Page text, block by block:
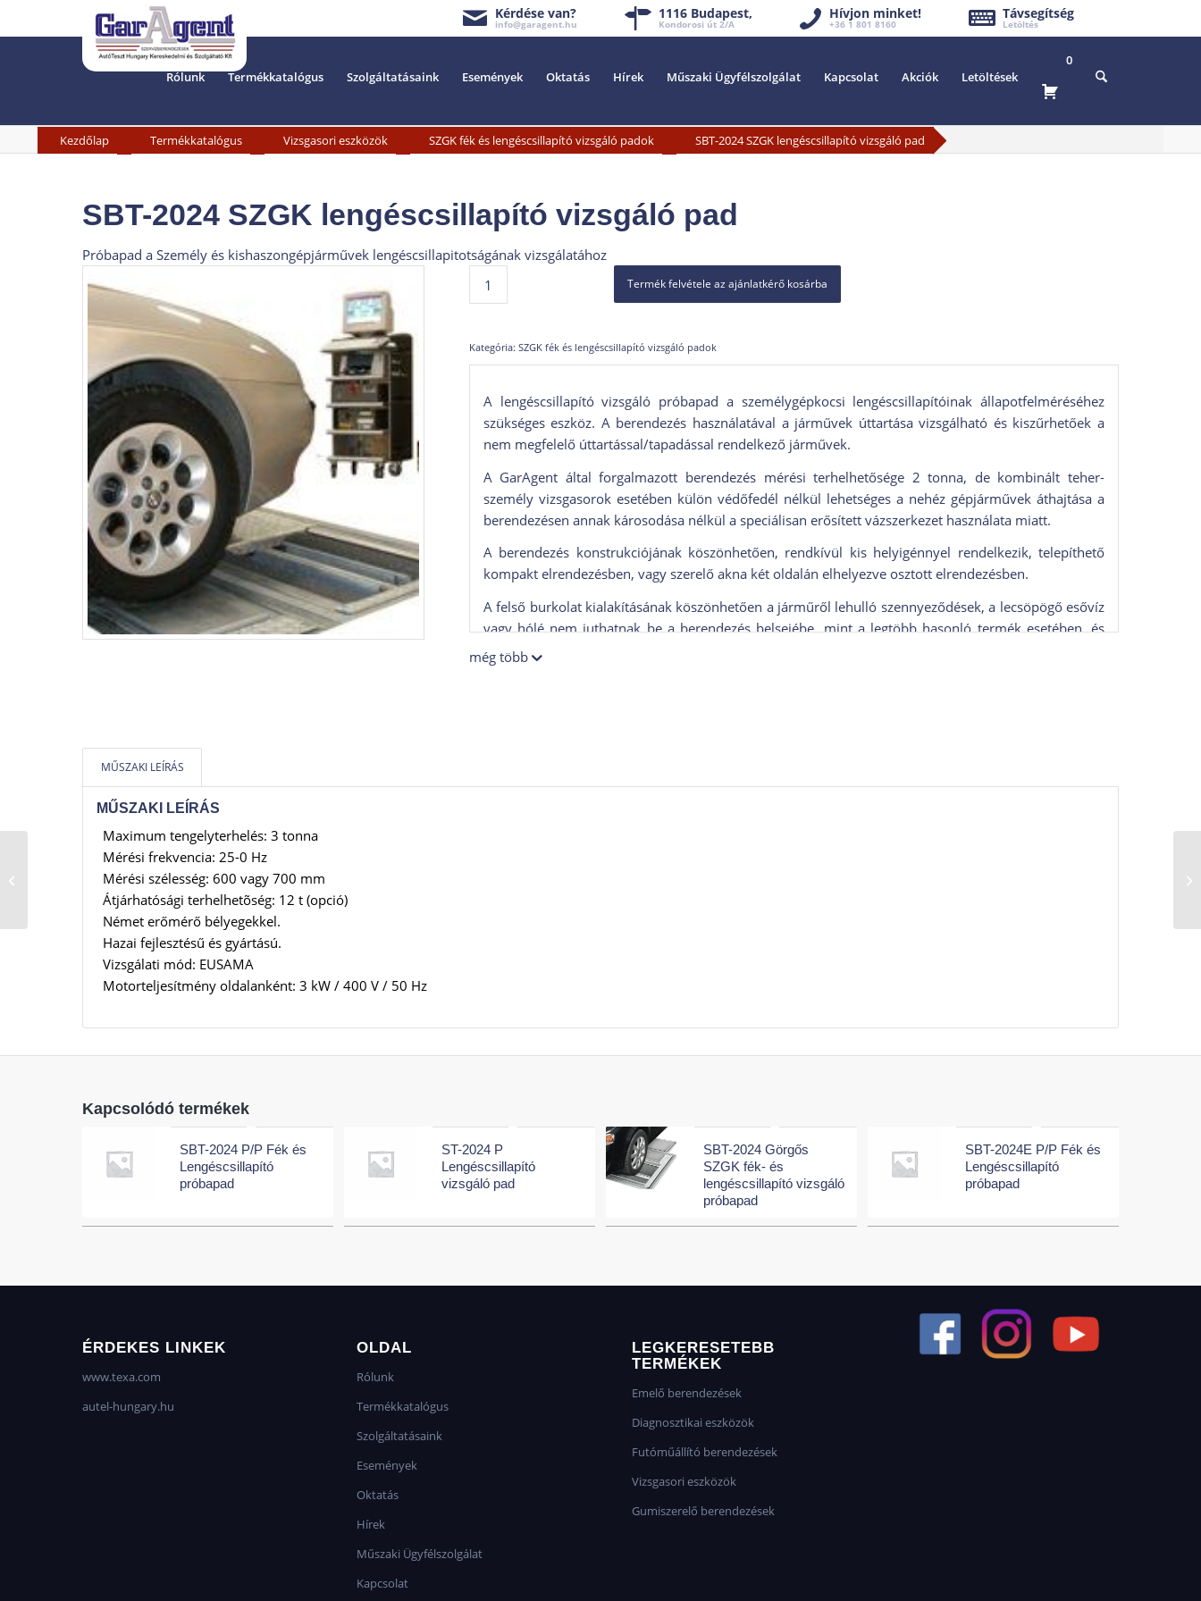
Kérdése van?
info@garagent.hu
1116 Budapest,
Kondorosi út 2/A
Hívjon minket!
+36 1 801 8160
Távsegítség
Letöltés
Rólunk Termékkatalógus Szolgáltatásaink Események Oktatás Hírek Műszaki Ügyfélszolgálat Kapcsolat Akciók Letöltések
0
Kezdőlap Termékkatalógus Vizsgasori eszközök SZGK fék és lengéscsillapító vizsgáló padok SBT-2024 SZGK lengéscsillapító vizsgáló pad
SBT-2024 SZGK lengéscsillapító vizsgáló pad
Próbapad a Személy és kishaszongépjárművek lengéscsillapitotságának vizsgálatához
Termék felvétele az ajánlatkérő kosárba
Kategória: SZGK fék és lengéscsillapító vizsgáló padok
A lengéscsillapító vizsgáló próbapad a személygépkocsi lengéscsillapítóinak állapotfelméréséhez
szükséges eszköz. A berendezés használatával a járművek úttartása vizsgálható és kiszűrhetőek a
nem megfelelő úttartással/tapadással rendelkező járművek.
A GarAgent által forgalmazott berendezés mérési terhelhetősége 2 tonna, de kombinált teher-
személy vizsgasorok esetében külön védőfedél nélkül lehetséges a nehéz gépjárművek áthajtása a
berendezésen annak károsodása nélkül a speciálisan erősített vázszerkezet használata miatt.
A berendezés konstrukciójának köszönhetően, rendkívül kis helyigénnyel rendelkezik, telepíthető
kompakt elrendezésben, vagy szerelő akna két oldalán elhelyezve osztott elrendezésben.
A felső burkolat kialakításának köszönhetően a járműről lehulló szennyeződések, a lecsöpögő esővíz
vagy hólé nem juthatnak be a berendezés belsejébe, mint a legtöbb hasonló termék esetében, és
ezzel teljesen kizárják a szennyeződések, nedvesség vagy esővíz által okozott mechanikai vagy
elektromos meghibásodások lehetőségét.
még több
MŰSZAKI LEÍRÁS
MŰSZAKI LEÍRÁS
Maximum tengelyterhelés: 3 tonna
Mérési frekvencia: 25-0 Hz
Mérési szélesség: 600 vagy 700 mm
Átjárhatósági terhelhetõség: 12 t (opció)
Német erőmérő bélyegekkel.
Hazai fejlesztésű és gyártású.
Vizsgálati mód: EUSAMA
Motorteljesítmény oldalanként: 3 kW / 400 V / 50 Hz
Kapcsolódó termékek
SBT-2024 P/P Fék és
Lengéscsillapító
próbapad
ST-2024 P
Lengéscsillapító
vizsgáló pad
SBT-2024 Görgős
SZGK fék- és
lengéscsillapító vizsgáló
próbapad
SBT-2024E P/P Fék és
Lengéscsillapító
próbapad
ÉRDEKES LINKEK
www.texa.com
autel-hungary.hu
OLDAL
Rólunk
Termékkatalógus
Szolgáltatásaink
Események
Oktatás
Hírek
Műszaki Ügyfélszolgálat
Kapcsolat
LEGKERESETEBB
TERMÉKEK
Emelő berendezések
Diagnosztikai eszközök
Futóműállító berendezések
Vizsgasori eszközök
Gumiszerelő berendezések
SBT-2024 Görgős SZGK
fék- és lengéscsillapító
vizsgáló próbapad